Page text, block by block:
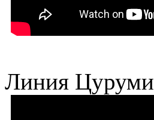
Линия Цуруми